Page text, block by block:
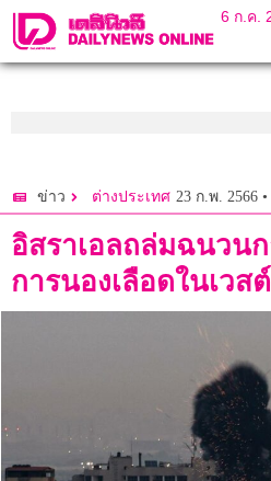
6 ก.ค.
ข่าว ต่างประเทศ 23 ก.พ. 2566 •
อิสราเอลถล่มฉนวน
การนองเลือดในเวส